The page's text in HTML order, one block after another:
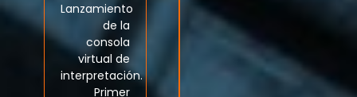
Lanzamiento
de la
consola
virtual de
interpretación.
Primer